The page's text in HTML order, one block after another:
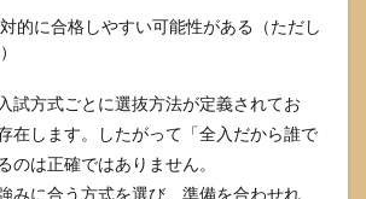
的に合格しやすい可能性がある（ただし
試方式ごとに選抜方法が定義されてお
在します。したがって「全入だから誰で
のは正確ではありません。
みに合う方式を選び、準備を合わせれ